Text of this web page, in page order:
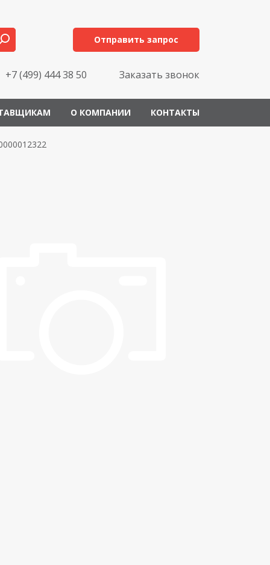
Отправить запрос
+7 (499) 444 38 50 Заказать звонок
О КОМПАНИИ КОНТАКТЫ